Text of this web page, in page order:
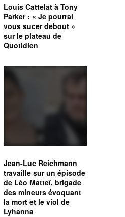
Louis Cattelat à Tony
Parker : « Je pourrai
vous sucer debout »
sur le plateau de
Quotidien
Jean-Luc Reichmann
travaille sur un épisode
de Léo Matteï, brigade
des mineurs évoquant
la mort et le viol de
Lyhanna